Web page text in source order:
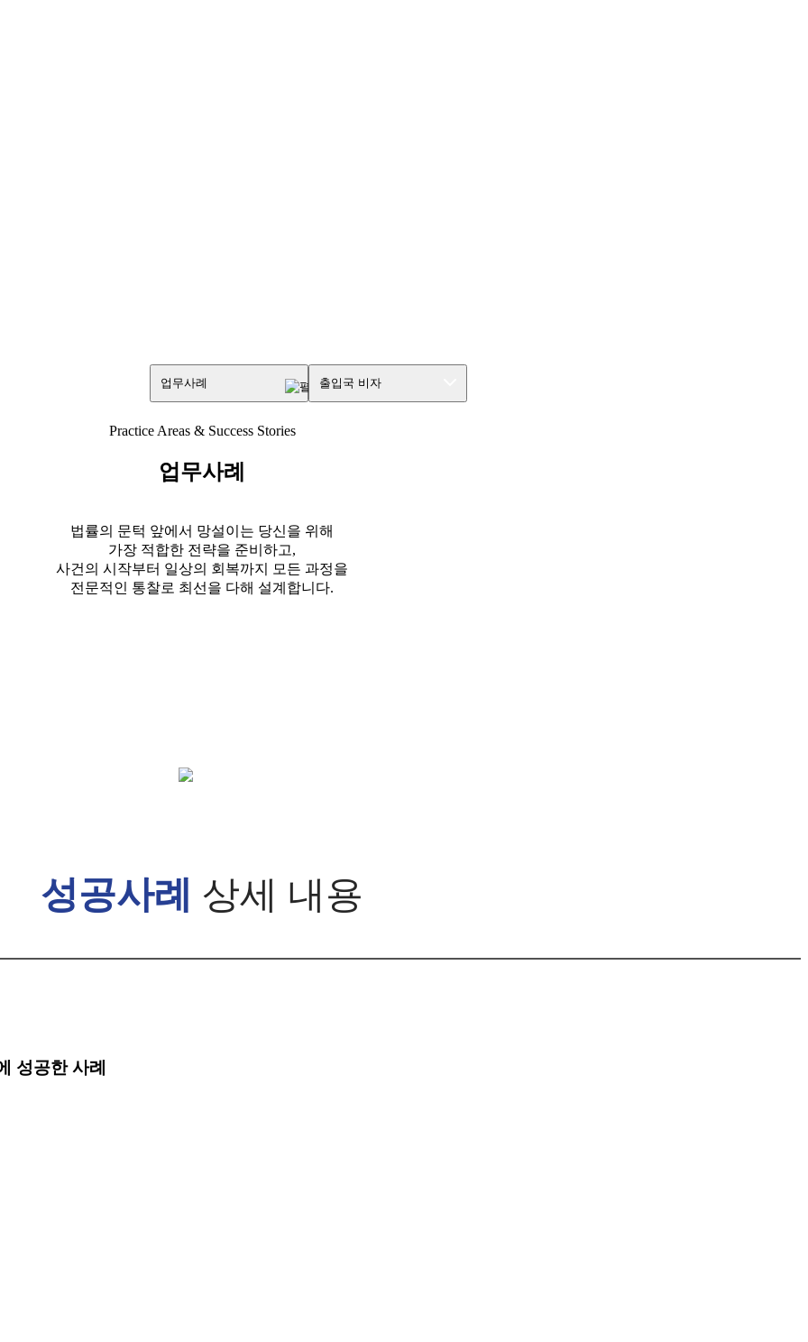
업무사례 출입국 비자
Practice Areas & Success Stories
업무사례
법률의 문턱 앞에서 망설이는 당신을 위해
가장 적합한 전략을 준비하고,
사건의 시작부터 일상의 회복까지 모든 과정을
전문적인 통찰로 최선을 다해 설계합니다.
성공사례 상세 내용
성공한 사례